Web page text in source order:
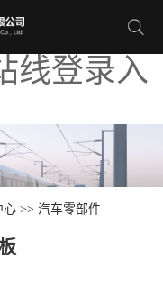
线登录入
心 >>汽车零部件